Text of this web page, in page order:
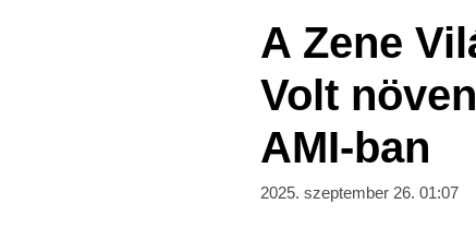
A Zene
Volt
AMI-ban
2025. szeptember 26. 01:07